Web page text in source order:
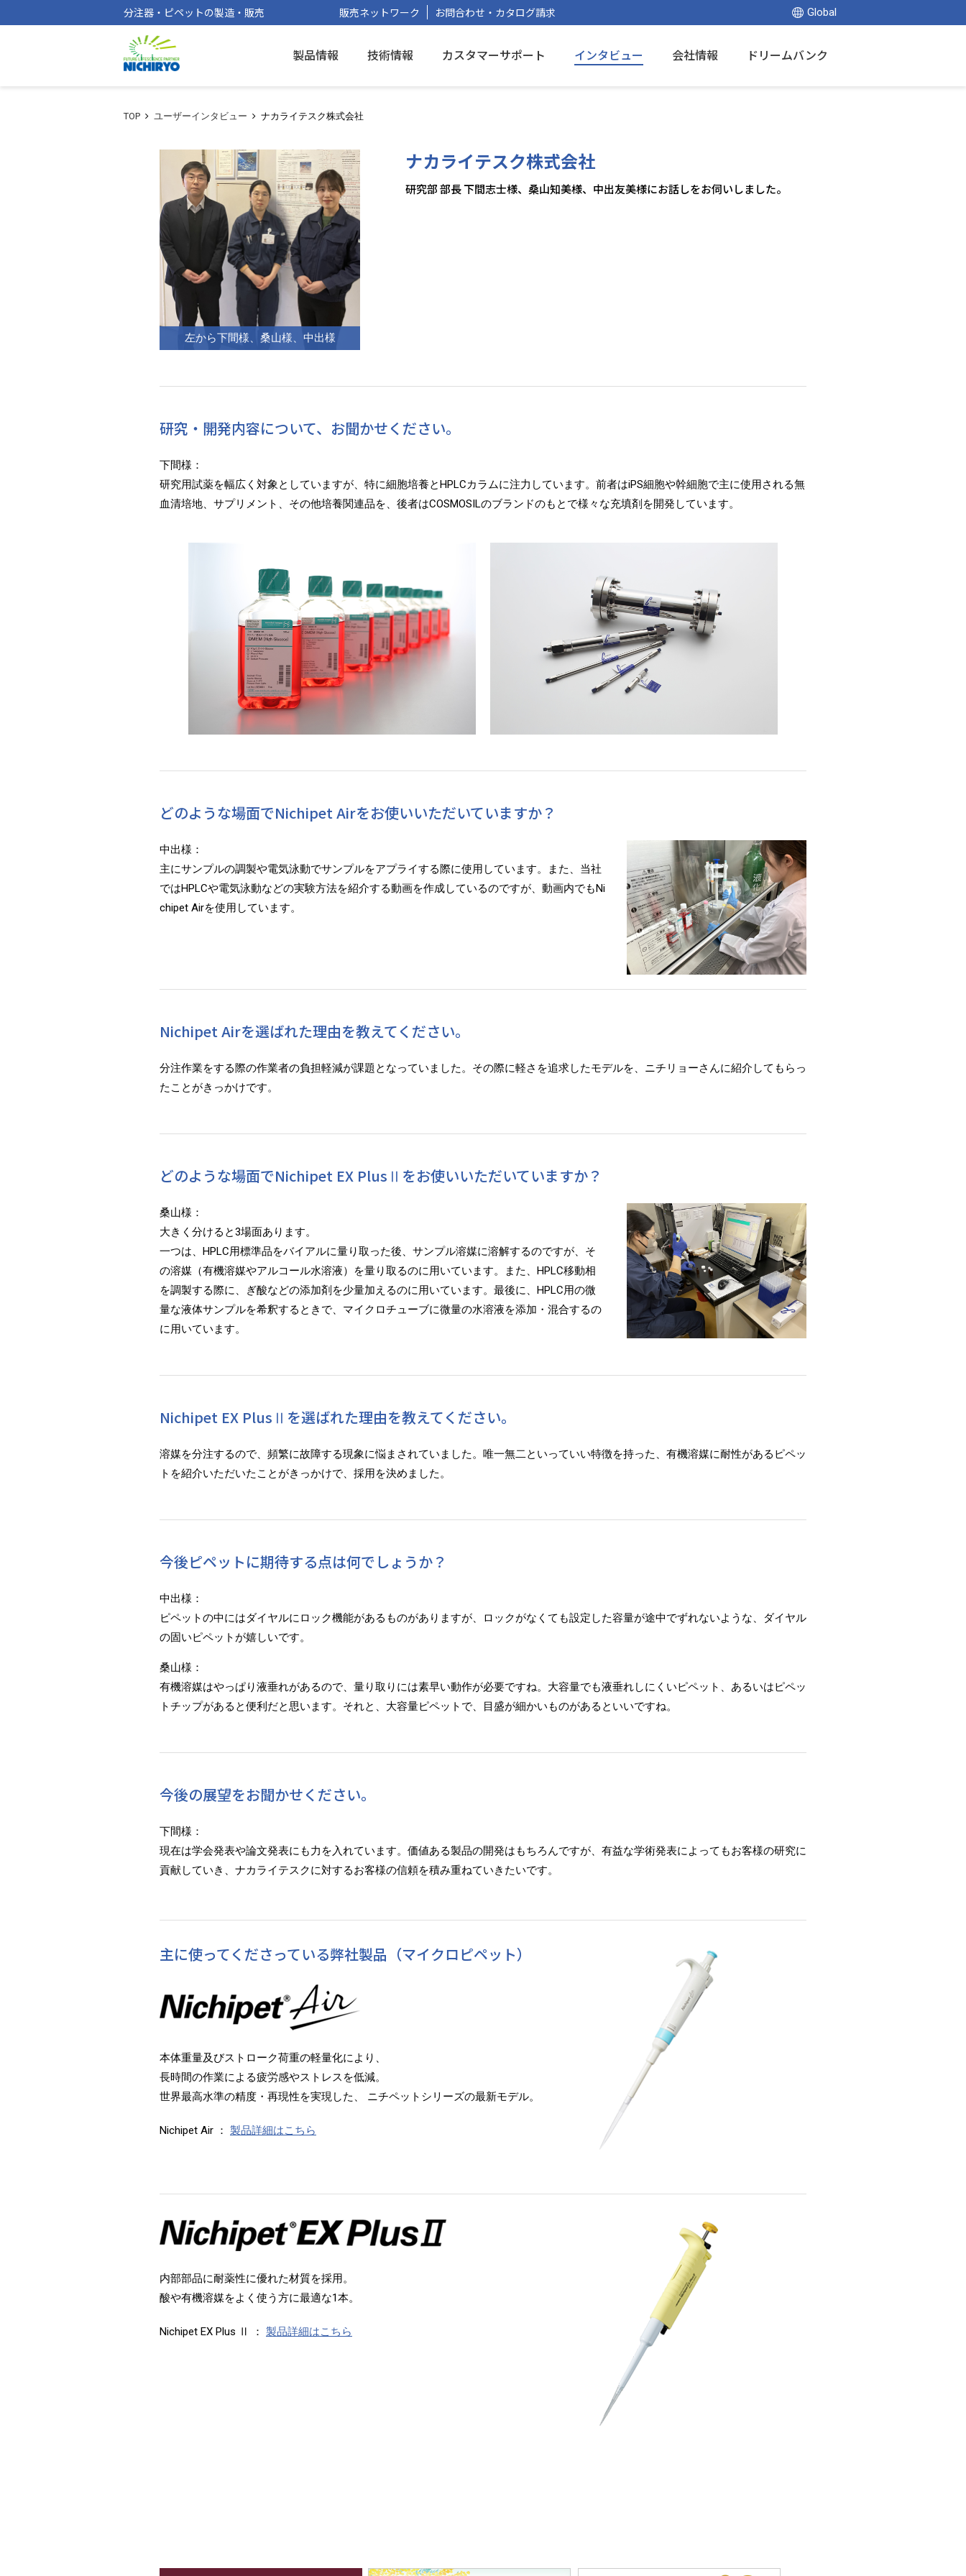
分注器・ピペットの製造・販売 販売ネットワーク お問合わせ・カタログ請求 Global
製品情報 技術情報 カスタマーサポート インタビュー 会社情報 ドリームバンク
TOP ユーザーインタビュー ナカライテスク株式会社
左から下間様、桑山様、中出様
ナカライテスク株式会社
研究部 部長 下間志士様、桑山知美様、中出友美様にお話しをお伺いしました。
研究・開発内容について、お聞かせください。
下間様：
研究用試薬を幅広く対象としていますが、特に細胞培養とHPLCカラムに注力しています。前者はiPS細胞や幹細胞で主に使用される無
血清培地、サプリメント、その他培養関連品を、後者はCOSMOSILのブランドのもとで様々な充填剤を開発しています。
どのような場面でNichipet Airをお使いいただいていますか？
中出様：
主にサンプルの調製や電気泳動でサンプルをアプライする際に使用しています。また、当社
ではHPLCや電気泳動などの実験方法を紹介する動画を作成しているのですが、動画内でもNi
chipet Airを使用しています。
Nichipet Airを選ばれた理由を教えてください。
分注作業をする際の作業者の負担軽減が課題となっていました。その際に軽さを追求したモデルを、ニチリョーさんに紹介してもらっ
たことがきっかけです。
どのような場面でNichipet EX PlusⅡをお使いいただいていますか？
桑山様：
大きく分けると3場面あります。
一つは、HPLC用標準品をバイアルに量り取った後、サンプル溶媒に溶解するのですが、そ
の溶媒（有機溶媒やアルコール水溶液）を量り取るのに用いています。また、HPLC移動相
を調製する際に、ぎ酸などの添加剤を少量加えるのに用いています。最後に、HPLC用の微
量な液体サンプルを希釈するときで、マイクロチューブに微量の水溶液を添加・混合するの
に用いています。
Nichipet EX PlusⅡを選ばれた理由を教えてください。
溶媒を分注するので、頻繁に故障する現象に悩まされていました。唯一無二といっていい特徴を持った、有機溶媒に耐性があるピペッ
トを紹介いただいたことがきっかけで、採用を決めました。
今後ピペットに期待する点は何でしょうか？
中出様：
ピペットの中にはダイヤルにロック機能があるものがありますが、ロックがなくても設定した容量が途中でずれないような、ダイヤル
の固いピペットが嬉しいです。
桑山様：
有機溶媒はやっぱり液垂れがあるので、量り取りには素早い動作が必要ですね。大容量でも液垂れしにくいピペット、あるいはピペッ
トチップがあると便利だと思います。それと、大容量ピペットで、目盛が細かいものがあるといいですね。
今後の展望をお聞かせください。
下間様：
現在は学会発表や論文発表にも力を入れています。価値ある製品の開発はもちろんですが、有益な学術発表によってもお客様の研究に
貢献していき、ナカライテスクに対するお客様の信頼を積み重ねていきたいです。
主に使ってくださっている弊社製品（マイクロピペット）
本体重量及びストローク荷重の軽量化により、
長時間の作業による疲労感やストレスを低減。
世界最高水準の精度・再現性を実現した、 ニチペットシリーズの最新モデル。
Nichipet Air ： 製品詳細はこちら
内部部品に耐薬性に優れた材質を採用。
酸や有機溶媒をよく使う方に最適な1本。
Nichipet EX Plus Ⅱ ： 製品詳細はこちら